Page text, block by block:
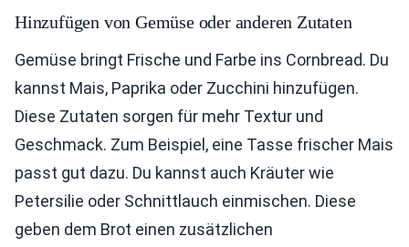
Hinzufügen von Gemüse oder anderen Zutaten
Gemüse bringt Frische und Farbe ins Cornbread. Du
kannst Mais, Paprika oder Zucchini hinzufügen.
Diese Zutaten sorgen für mehr Textur und
Geschmack. Zum Beispiel, eine Tasse frischer Mais
passt gut dazu. Du kannst auch Kräuter wie
Petersilie oder Schnittlauch einmischen. Diese
geben dem Brot einen zusätzlichen